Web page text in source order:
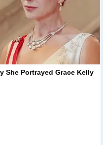
She Portrayed Grace Kelly